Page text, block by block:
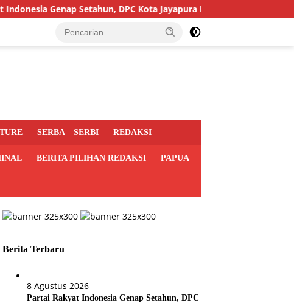
Genap Setahun, DPC Kota Jayapura Perkuat Basis dan Sasar
SERBA – SERBI REDAKSI
BERITA PILIHAN REDAKSI PAPUA
Berita Terbaru
8 Agustus 2026
Partai Rakyat Indonesia Genap Setahun, DPC